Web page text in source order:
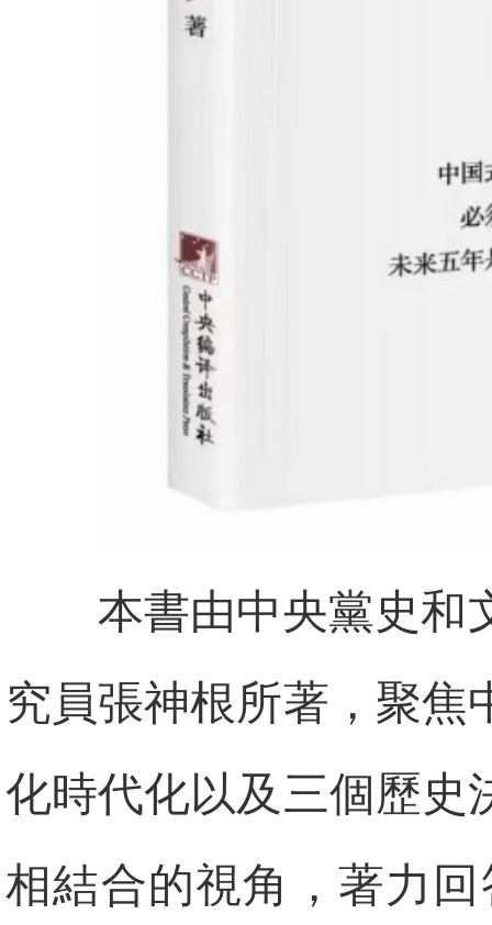
本書由中央黨史和
究員張神根所著，聚焦
化時代化以及三個歷史
相結合的視角，著力